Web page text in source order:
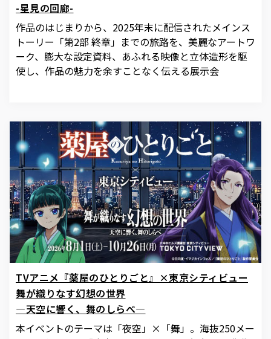
-星見の回廊-
作品のはじまりから、2025年末に配信されたメインス
トーリー「第2部 終章」までの旅路を、美麗なアートワ
ーク、膨大な設定資料、あふれる映像と立体造形を駆
使し、作品の魅力を余すことなく伝える展示会
TVアニメ『薬屋のひとりごと』×東京シティビュー
舞が織りなす幻想の世界
―天空に響く、舞のしらべ―
本イベントのテーマは「夜空」×「舞」。海抜250メー